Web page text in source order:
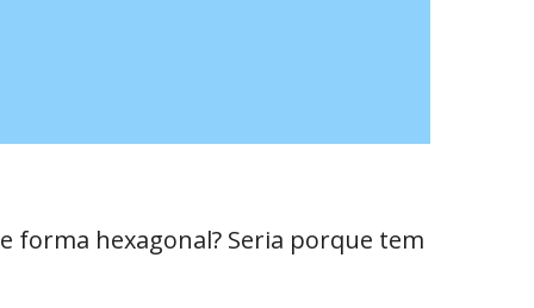
forma hexagonal? Seria porque tem